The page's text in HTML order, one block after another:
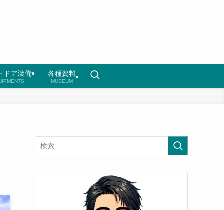
ドア装備 各種資料
MUSEUM